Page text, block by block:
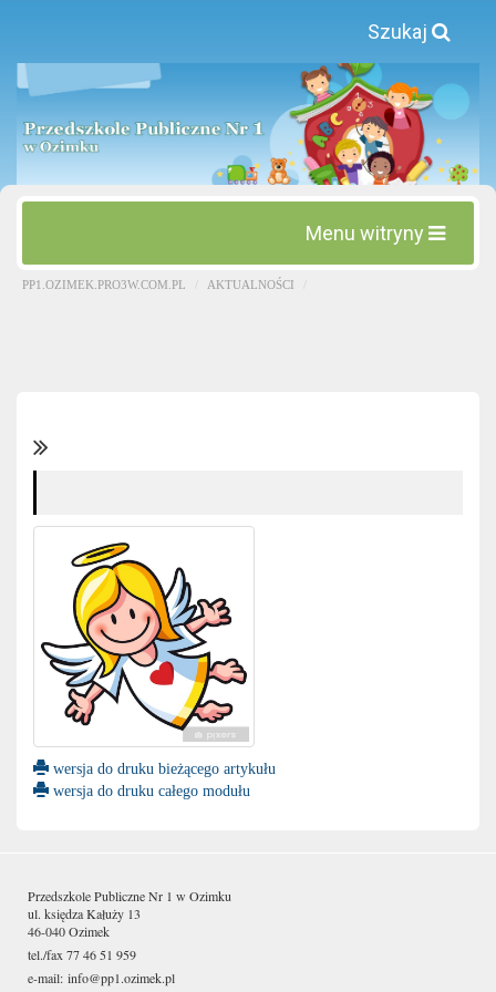
Szukaj
Menu witryny
PP1.OZIMEK.PRO3W.COM.PL AKTUALNOŚCI
wersja do druku bieżącego artykułu
wersja do druku całego modułu
Przedszkole Publiczne Nr 1 w Ozimku
ul. księdza Kałuży 13
46-040 Ozimek
tel./fax 77 46 51 959
e-mail: info@pp1.ozimek.pl